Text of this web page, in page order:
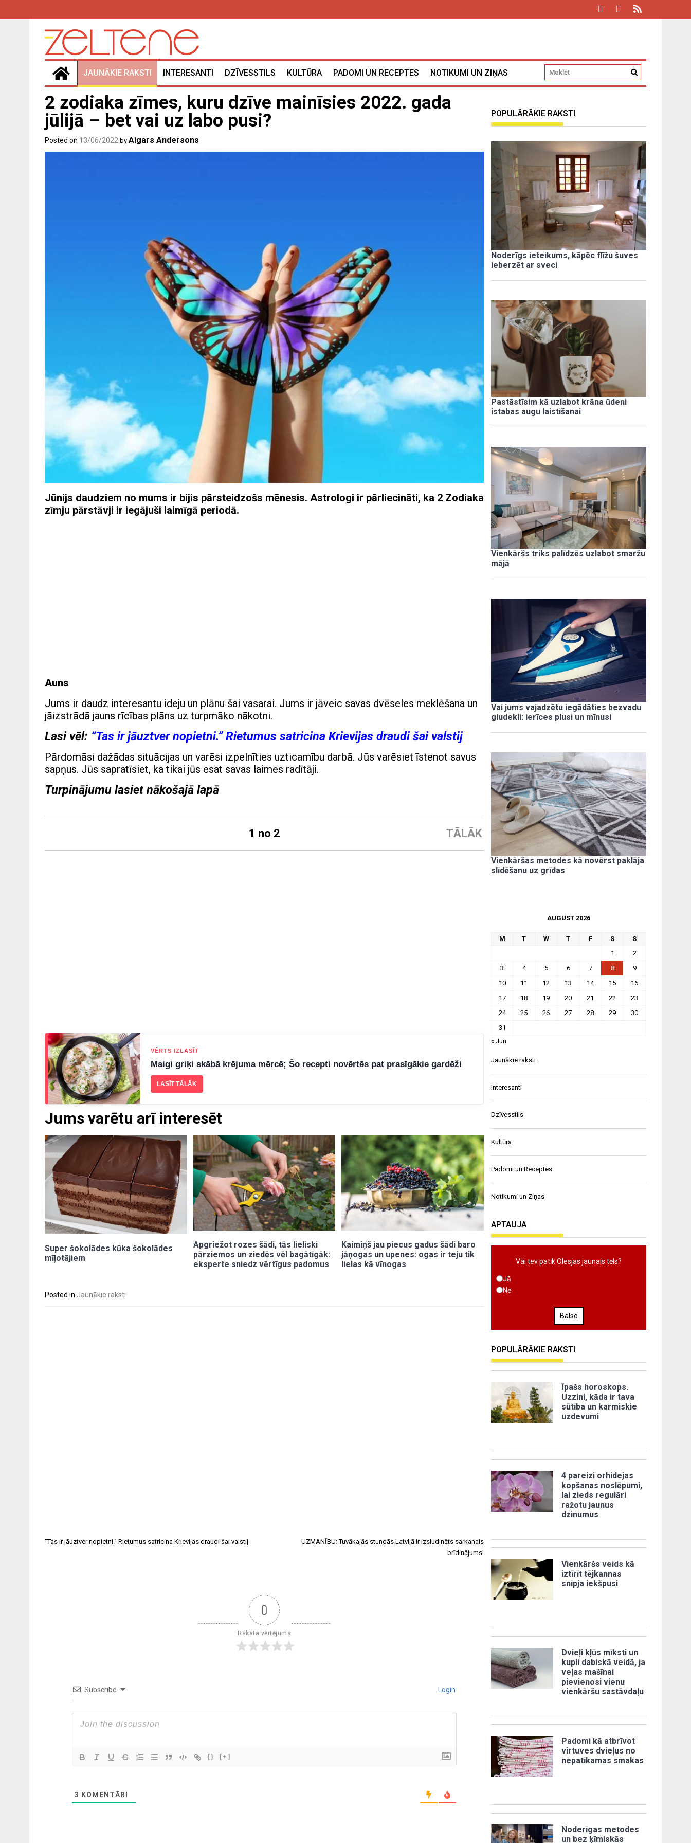
JAUNĀKIE RAKSTI INTERESANTI DZĪVESSTILS KULTŪRA PADOMI UN RECEPTES NOTIKUMI UN ZIŅAS
2 zodiaka zīmes, kuru dzīve mainīsies 2022. gada
jūlijā – bet vai uz labo pusi?
Posted on 13/06/2022 by Aigars Andersons
Jūnijs daudziem no mums ir bijis pārsteidzošs mēnesis. Astrologi ir pārliecināti, ka 2 Zodiaka
zīmju pārstāvji ir iegājuši laimīgā periodā.
Auns
Jums ir daudz interesantu ideju un plānu šai vasarai. Jums ir jāveic savas dvēseles meklēšana un
jāizstrādā jauns rīcības plāns uz turpmāko nākotni.
Lasi vēl: “Tas ir jāuztver nopietni.” Rietumus satricina Krievijas draudi šai valstij
Pārdomāsi dažādas situācijas un varēsi izpelnīties uzticamību darbā. Jūs varēsiet īstenot savus
sapņus. Jūs sapratīsiet, ka tikai jūs esat savas laimes radītāji.
Turpinājumu lasiet nākošajā lapā
TĀLĀK
1 no 2
Jums varētu arī interesēt
Super šokolādes kūka šokolādes
mīļotājiem
Apgriežot rozes šādi, tās lieliski
pārziemos un ziedēs vēl bagātīgāk:
eksperte sniedz vērtīgus padomus
Kaimiņš jau piecus gadus šādi baro
jāņogas un upenes: ogas ir teju tik
lielas kā vīnogas
VĒRTS IZLASĪT
Maigi griķi skābā krējuma mērcē; Šo recepti novērtēs pat prasīgākie gardēži
LASĪT TĀLĀK
Posted in Jaunākie raksti
“Tas ir jāuztver nopietni.” Rietumus satricina Krievijas draudi šai valstij
UZMANĪBU: Tuvākajās stundās Latvijā ir izsludināts sarkanais
brīdinājums!
0
Raksta vērtējums
Subscribe Login
{} [+]
3 KOMENTĀRI
POPULĀRĀKIE RAKSTI
Noderīgs ieteikums, kāpēc flīžu šuves
ieberzēt ar sveci
Pastāstīsim kā uzlabot krāna ūdeni
istabas augu laistīšanai
Vienkāršs triks palīdzēs uzlabot smaržu
mājā
Vai jums vajadzētu iegādāties bezvadu
gludekli: ierīces plusi un mīnusi
Vienkāršas metodes kā novērst paklāja
slīdēšanu uz grīdas
AUGUST 2026
M T W T F S
S
1
2
3
4 5 6 7 8
9
10
11 12 13 14 15
16
17
18 19 20 21 22
23
24
25 26 27 28 29
30
31
« Jun
Jaunākie raksti
Interesanti
Dzīvesstils
Kultūra
Padomi un Receptes
Notikumi un Ziņas
APTAUJA
Vai tev patīk Olesjas jaunais tēls?
Jā
Nē
Balso
POPULĀRĀKIE RAKSTI
Īpašs horoskops.
Uzzini, kāda ir tava
sūtība un karmiskie
uzdevumi
4 pareizi orhidejas
kopšanas noslēpumi,
lai zieds regulāri
ražotu jaunus
dzinumus
Vienkāršs veids kā
iztīrīt tējkannas
snīpja iekšpusi
Dvieļi kļūs mīksti un
kupli dabiskā veidā, ja
veļas mašīnai
pievienosi vienu
vienkāršu sastāvdaļu
Padomi kā atbrīvot
virtuves dvieļus no
nepatīkamas smakas
Noderīgas metodes
un bez ķīmiskās